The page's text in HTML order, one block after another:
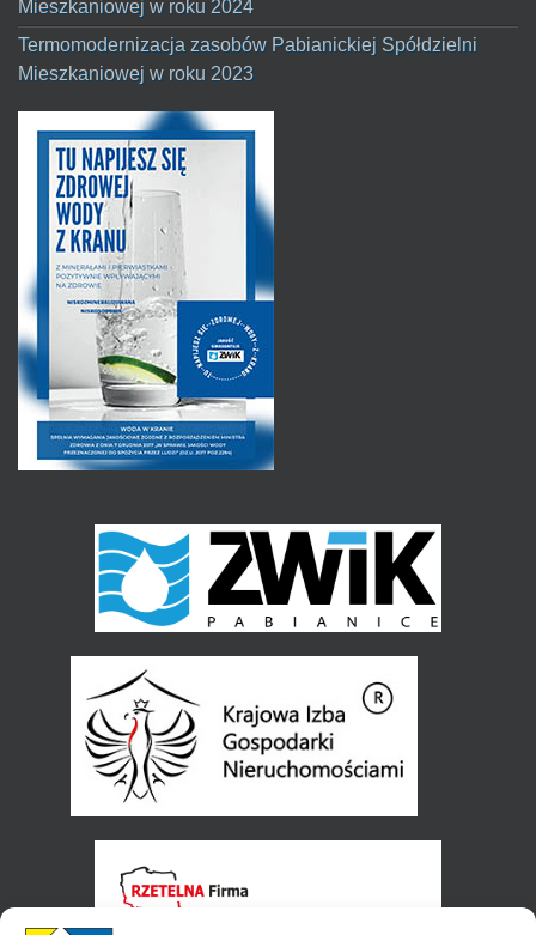
Mieszkaniowej w roku 2024
Termomodernizacja zasobów Pabianickiej Spółdzielni
Mieszkaniowej w roku 2023